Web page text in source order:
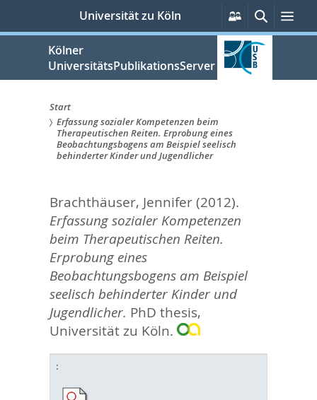
springen
Universität zu Köln
Persönliche
Services
Suche
Kölner
UniversitätsPublikationsServer
Sie
sind
Start
Erfassung sozialer Kompetenzen beim
Therapeutischen Reiten. Erprobung eines
Beobachtungsbogens am Beispiel seelisch
behinderter Kinder und Jugendlicher
Brachthäuser, Jennifer(2012).
Erfassung sozialer Kompetenzen
beim Therapeutischen Reiten.
Erprobung eines
Beobachtungsbogens am Beispiel
seelisch behinderter Kinder und
Jugendlicher. PhD thesis,
Universität zu Köln.